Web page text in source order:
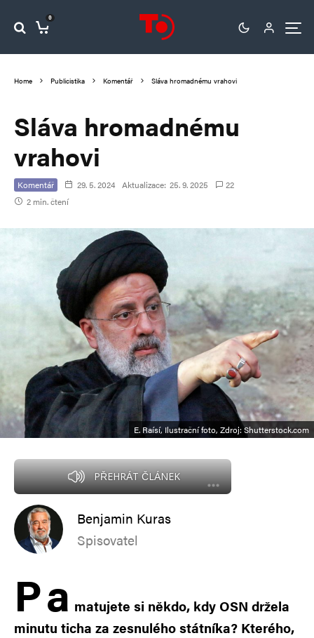
0
Home Publicistika Komentář Sláva hromadnému vrahovi
Sláva hromadnému
vrahovi
Komentář 29. 5. 2024 Aktualizace: 25. 9. 2025
22
2 min. čtení
E. Raísí, Ilustrační foto, Zdroj: Shutterstock.com
PŘEHRÁT ČLÁNEK
Benjamin Kuras
Spisovatel
Pa matujete si někdo, kdy OSN držela
minutu ticha za zesnulého státníka? Kterého,